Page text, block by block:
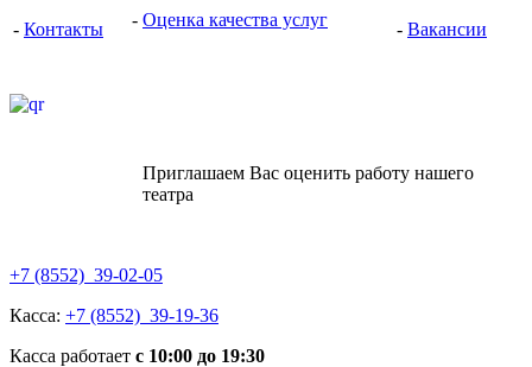
- Контакты
- Оценка качества услуг
- Вакансии
Приглашаем Вас оценить работу нашего
театра
+7 (8552) 39-02-05
Касса: +7 (8552) 39-19-36
Касса работает с 10:00 до 19:30